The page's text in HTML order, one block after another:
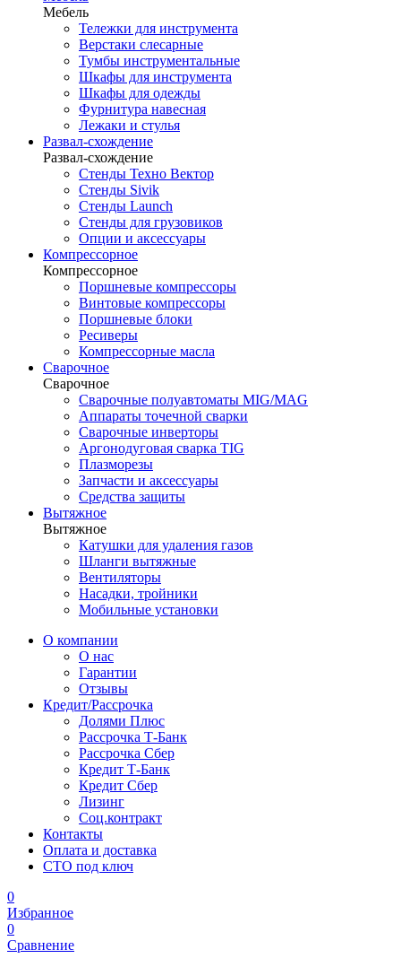
Мебель
Тележки для инструмента
Верстаки слесарные
Тумбы инструментальные
Шкафы для инструмента
Шкафы для одежды
Фурнитура навесная
Лежаки и стулья
Развал-схождение
Развал-схождение
Стенды Техно Вектор
Стенды Sivik
Стенды Launch
Стенды для грузовиков
Опции и аксессуары
Компрессорное
Компрессорное
Поршневые компрессоры
Винтовые компрессоры
Поршневые блоки
Ресиверы
Компрессорные масла
Сварочное
Сварочное
Сварочные полуавтоматы MIG/MAG
Аппараты точечной сварки
Сварочные инверторы
Аргонодуговая сварка TIG
Плазморезы
Запчасти и аксессуары
Средства защиты
Вытяжное
Вытяжное
Катушки для удаления газов
Шланги вытяжные
Вентиляторы
Насадки, тройники
Мобильные установки
О компании
О нас
Гарантии
Отзывы
Кредит/Рассрочка
Долями Плюс
Рассрочка Т-Банк
Рассрочка Сбер
Кредит Т-Банк
Кредит Сбер
Лизинг
Соц.контракт
Контакты
Оплата и доставка
СТО под ключ
0
Избранное
0
Сравнение